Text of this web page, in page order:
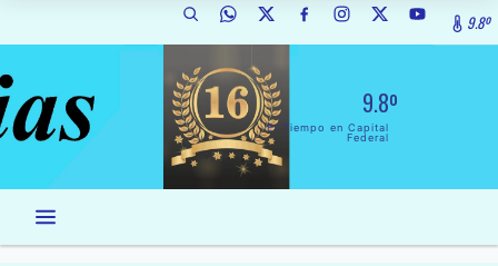
9.8º
9.8º
El Tiempo en Capital
Federal